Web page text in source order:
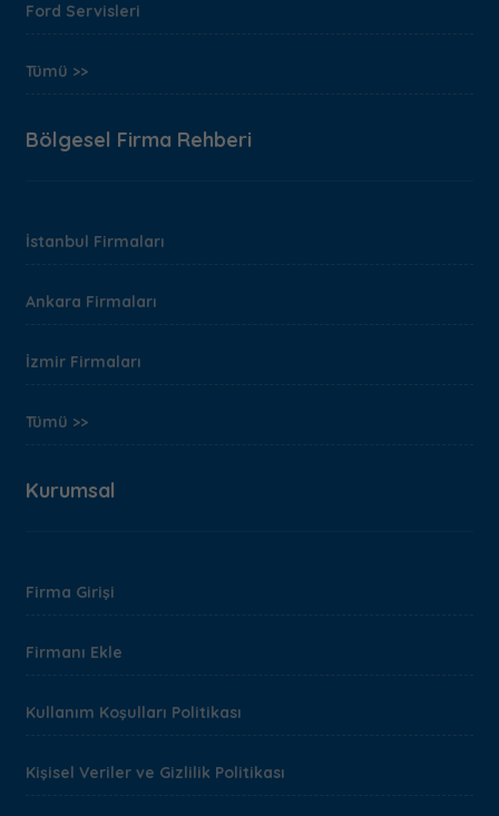
Ford Servisleri
Tümü >>
Bölgesel Firma Rehberi
İstanbul Firmaları
Ankara Firmaları
İzmir Firmaları
Tümü >>
Kurumsal
Firma Girişi
Firmanı Ekle
Kullanım Koşulları Politikası
Kişisel Veriler ve Gizlilik Politikası